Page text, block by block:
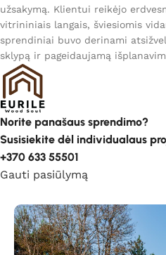
užsakymą. Klientui reikėjo
vitrininiais langais, šviesiomis
sprendiniai buvo derinami
sklypą ir pageidaujamą
Norite panašaus sprendimo?
Susisiekite dėl individualaus
+370 633 55501
Gauti pasiūlymą